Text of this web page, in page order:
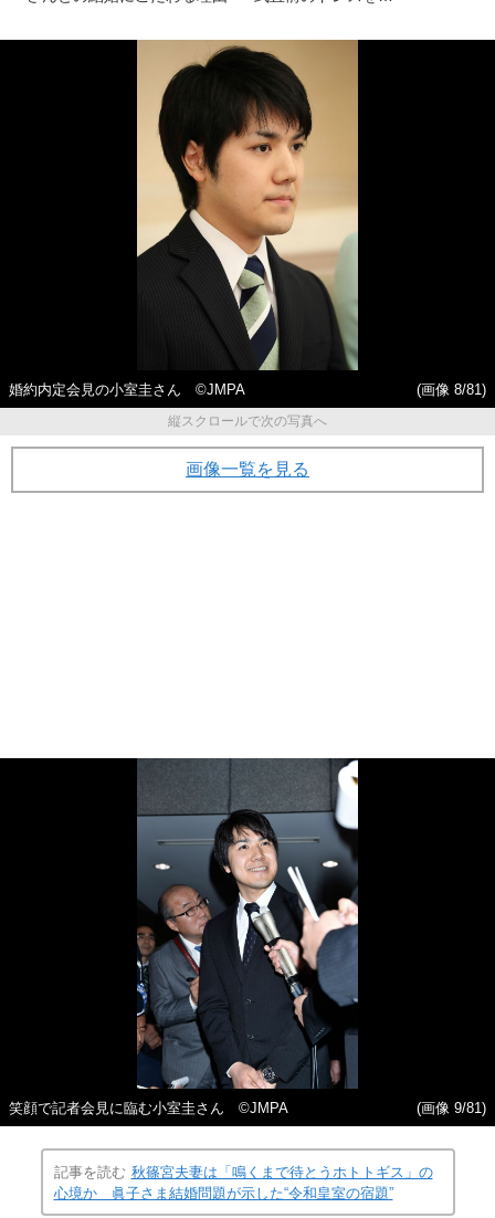
婚約内定会見の小室圭さん ©JMPA
(画像 8/81)
縦スクロールで次の写真へ
画像一覧を見る
笑顔で記者会見に臨む小室圭さん ©JMPA (画像 9/81)
記事を読む 秋篠宮夫妻は「鳴くまで待とうホトトギス」の
心境か 眞子さま結婚問題が示した“令和皇室の宿題”